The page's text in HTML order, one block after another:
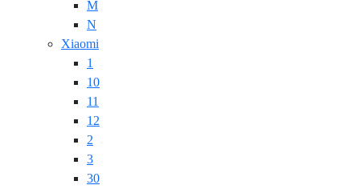
M
N
Xiaomi
1
10
11
12
2
3
30